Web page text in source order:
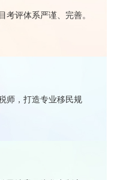
考评体系严谨、完善。
师，打造专业移民规